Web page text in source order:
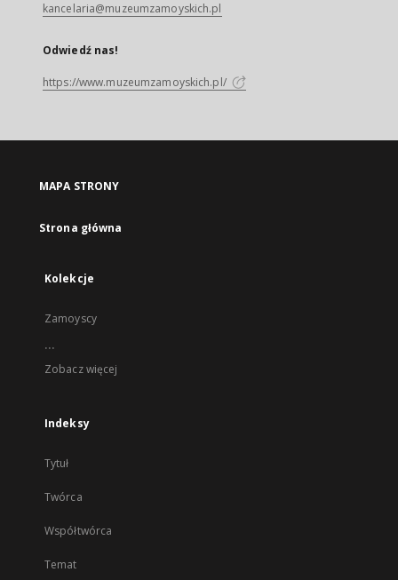
kancelaria@muzeumzamoyskich.pl
Odwiedź nas!
https://www.muzeumzamoyskich.pl/
MAPA STRONY
Strona główna
Kolekcje
Zamoyscy
...
Zobacz więcej
Indeksy
Tytuł
Twórca
Współtwórca
Temat